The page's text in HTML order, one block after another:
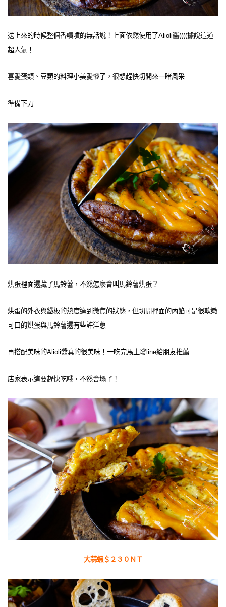
送上來的時候整個香噴噴的無話說！上面依然使用了Alioli醬((((據說這道
超人氣！
喜愛蛋類、豆類的料理小美愛慘了，很想趕快切開來一睹風采
準備下刀
烘蛋裡面還藏了馬鈴薯，不然怎麼會叫馬鈴薯烘蛋？
烘蛋的外衣與鐵板的熱度達到微焦的狀態，但切開裡面的內餡可是很軟嫩
可口的烘蛋與馬鈴薯還有些許洋蔥
再搭配美味的Alioli醬真的很美味！一吃完馬上發line給朋友推薦
店家表示這要趕快吃哦，不然會塌了！
大蒜蝦＄２３０ＮＴ